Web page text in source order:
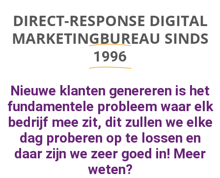
Direct-response
Digital
Marketing Bureau
marketingknoppen te draaien om naar
geweldige resultaten toe te werken.
MEER INFORMATIE
DIRECT-RESPONSE DIGITAL
MARKETINGBUREAU SINDS
1996
Nieuwe klanten genereren is het
fundamentele probleem waar elk
bedrijf mee zit, dit zullen we elke
dag proberen op te lossen en
daar zijn we zeer goed in! Meer
weten?